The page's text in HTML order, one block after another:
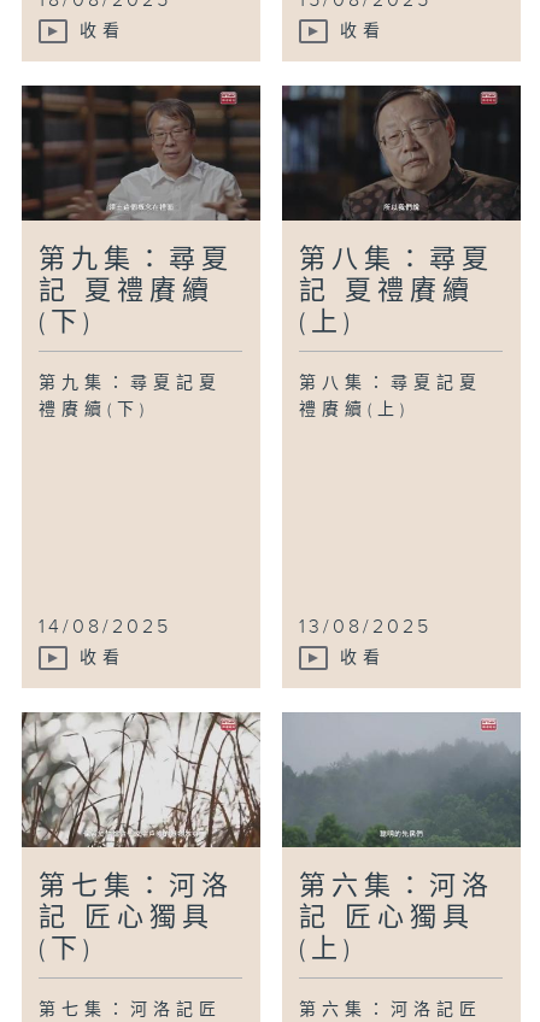
收看 收看
第九集：尋夏
記 夏禮賡續
(下)
第九集：尋夏記夏
禮賡續(下)
14/08/2025
收看
第八集：尋夏
記 夏禮賡續
(上)
第八集：尋夏記夏
禮賡續(上)
13/08/2025
收看
第七集：河洛
記 匠心獨具
(下)
第七集：河洛記匠
第六集：河洛
記 匠心獨具
(上)
第六集：河洛記匠